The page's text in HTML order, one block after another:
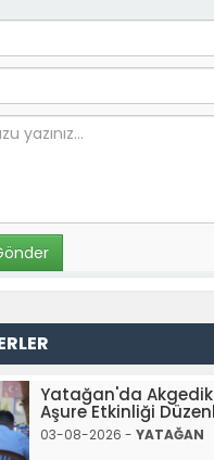
Yatağan'da
Aşure Etkinliği
03-08-2026 - YATAĞAN